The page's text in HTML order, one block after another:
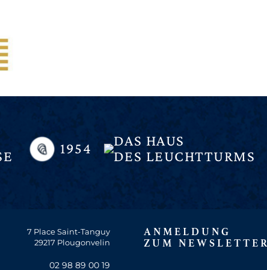
1954
DAS HAUS
DES LEUCHTTURMS
7 Place Saint-Tanguy
29217 Plougonvelin
02 98 89 00 19
ANMELDUNG
ZUM NEWSLETTER